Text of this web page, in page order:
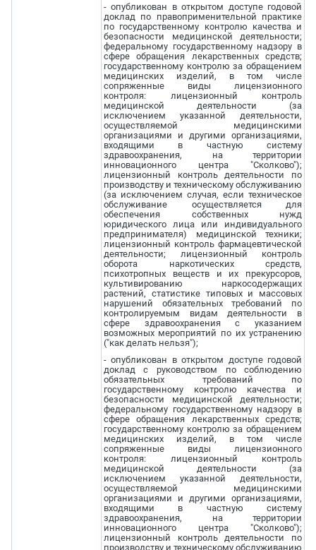
- опубликован в открытом доступе годовой
доклад по правоприменительной практике
по государственному контролю качества и
безопасности медицинской деятельности;
федеральному государственному надзору в
сфере обращения лекарственных средств;
государственному контролю за обращением
медицинских изделий, в том числе
сопряженные виды лицензионного
контроля: лицензионный контроль
медицинской деятельности (за
исключением указанной деятельности,
осуществляемой медицинскими
организациями и другими организациями,
входящими в частную систему
здравоохранения, на территории
инновационного центра "Сколково");
лицензионный контроль деятельности по
производству и техническому обслуживанию
(за исключением случая, если техническое
обслуживание осуществляется для
обеспечения собственных нужд
юридического лица или индивидуального
предпринимателя) медицинской техники;
лицензионный контроль фармацевтической
деятельности; лицензионный контроль
оборота наркотических средств,
психотропных веществ и их прекурсоров,
культивированию наркосодержащих
растений, статистике типовых и массовых
нарушений обязательных требований по
контролируемым видам деятельности в
сфере здравоохранения с указанием
возможных мероприятий по их устранению
("как делать нельзя");
- опубликован в открытом доступе годовой
доклад с руководством по соблюдению
обязательных требований по
государственному контролю качества и
безопасности медицинской деятельности;
федеральному государственному надзору в
сфере обращения лекарственных средств;
государственному контролю за обращением
медицинских изделий, в том числе
сопряженные виды лицензионного
контроля: лицензионный контроль
медицинской деятельности (за
исключением указанной деятельности,
осуществляемой медицинскими
организациями и другими организациями,
входящими в частную систему
здравоохранения, на территории
инновационного центра "Сколково");
лицензионный контроль деятельности по
производству и техническому обслуживанию